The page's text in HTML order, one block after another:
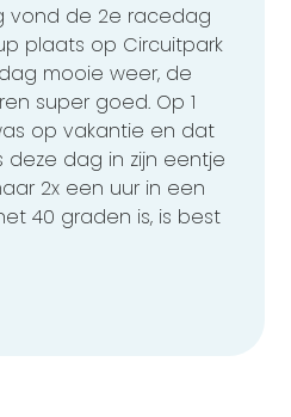
vond de 2e racedag
plaats op Circuitpark
mooie weer, de
super goed. Op 1
op vakantie en dat
dag in zijn eentje
2x een uur in een
40 graden is, is best